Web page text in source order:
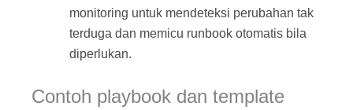
monitoring untuk mendeteksi perubahan tak
terduga dan memicu runbook otomatis bila
diperlukan.
Contoh playbook dan template